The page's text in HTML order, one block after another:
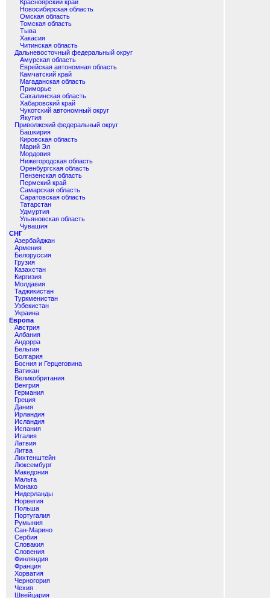
Красноярский край
Новосибирская область
Омская область
Томская область
Тыва
Хакасия
Читинская область
Дальневосточный федеральный округ
Амурская область
Еврейская автономная область
Камчатский край
Магаданская область
Приморье
Сахалинская область
Хабаровский край
Чукотский автономный округ
Якутия
Приволжский федеральный округ
Башкирия
Кировская область
Марий Эл
Мордовия
Нижегородская область
Оренбургская область
Пензенская область
Пермский край
Самарская область
Саратовская область
Татарстан
Удмуртия
Ульяновская область
Чувашия
СНГ
Азербайджан
Армения
Белоруссия
Грузия
Казахстан
Киргизия
Молдавия
Таджикистан
Туркменистан
Узбекистан
Украина
Европа
Австрия
Албания
Андорра
Бельгия
Болгария
Босния и Герцеговина
Ватикан
Великобритания
Венгрия
Германия
Греция
Дания
Ирландия
Исландия
Испания
Италия
Латвия
Литва
Лихтенштейн
Люксембург
Македония
Мальта
Монако
Нидерланды
Норвегия
Польша
Португалия
Румыния
Сан-Марино
Сербия
Словакия
Словения
Финляндия
Франция
Хорватия
Черногория
Чехия
Швейцария